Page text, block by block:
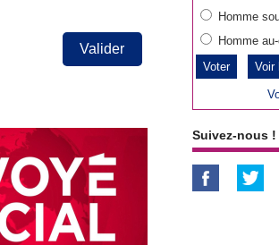
Valider
Homme
Homme
Voir
Suivez-nous !